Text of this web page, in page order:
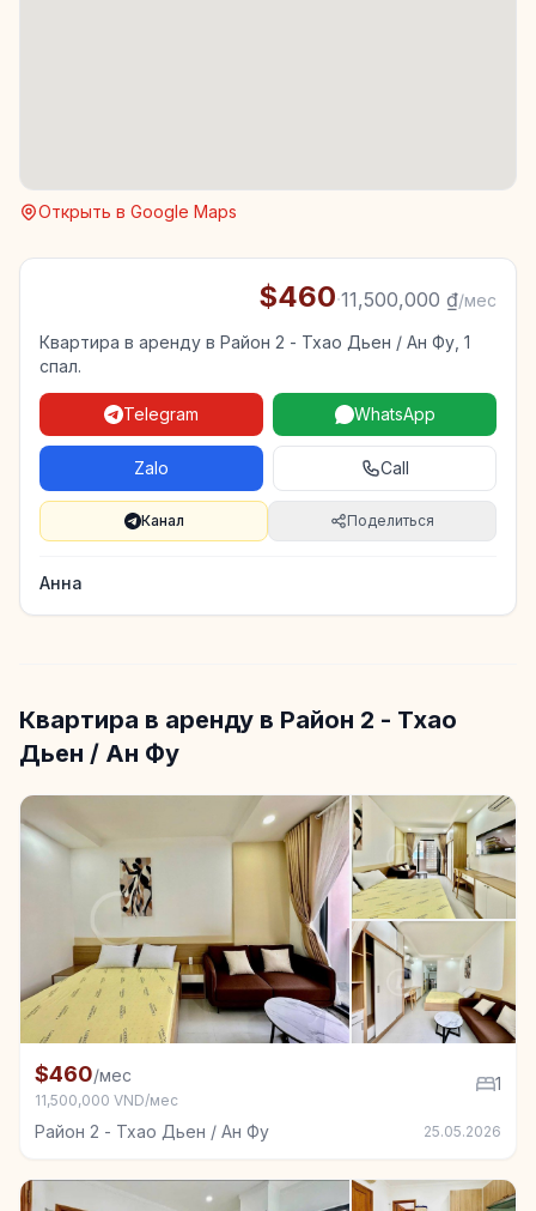
Открыть в Google Maps
$460·11,500,000 ₫/мес
Квартира в аренду в Район 2 - Тхао Дьен / Ан Фу, 1
спал.
Telegram WhatsApp
Zalo Call
Канал Поделиться
Анна
Квартира в аренду в Район 2 - Тхао
Дьен / Ан Фу
Квартира в аренду в Район 2 - Тхао Дьен / Ан Фу,
$460/мес
11,500,000 VND/мес
1
Район 2 - Тхао Дьен / Ан Фу 25.05.2026